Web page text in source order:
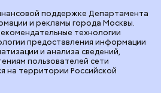
поддержке Департамента
и рекламы города Москвы.
технологии
предоставления информации
и анализа сведений,
пользователей сети
на территории Российской